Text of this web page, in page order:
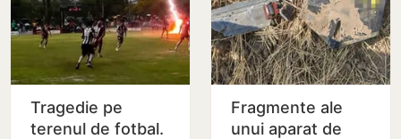
Tragedie pe
terenul de fotbal.
Fragmente ale
unui aparat de